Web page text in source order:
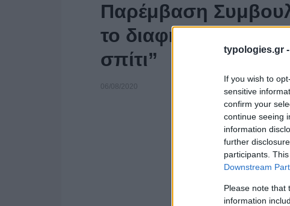
typologies.gr -
If you wish to
sensitive
confirm your
continue seeing
information
further
participants.
Downstream
Please note that
information
Παρέμβαση
το διαφημιστικό
σπίτι”
06/08/2020